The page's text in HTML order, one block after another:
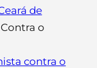
de
o
contra o